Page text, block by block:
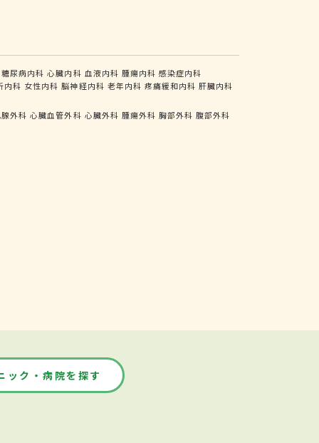
糖尿病内科 心臓内科 血液内科 腫瘍内科 感染症内科
内科 女性内科 脳神経内科 老年内科 疼痛緩和内科 肝臓内科
外科 心臓血管外科 心臓外科 腫瘍外科 胸部外科 腹部外科
ック・病院を探す